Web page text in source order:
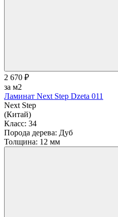
2 670 ₽
за м2
Ламинат Next Step Dzeta 011
Next Step
(Китай)
Класс: 34
Порода дерева: Дуб
Толщина: 12 мм